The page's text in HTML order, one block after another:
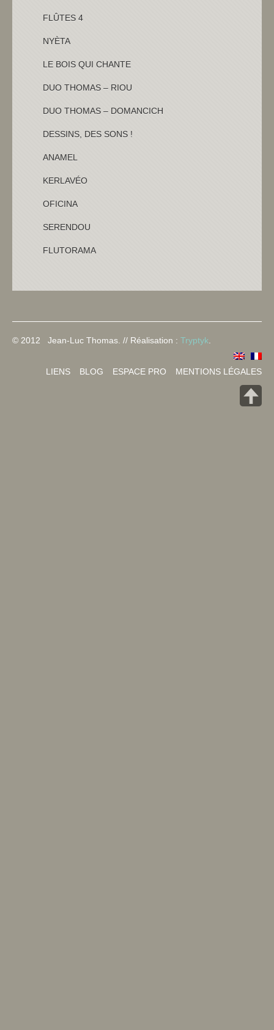
FLÛTES 4
NYÈTA
LE BOIS QUI CHANTE
DUO THOMAS – RIOU
DUO THOMAS – DOMANCICH
DESSINS, DES SONS !
ANAMEL
KERLAVÉO
OFICINA
SERENDOU
FLUTORAMA
© 2012 Jean-Luc Thomas. // Réalisation : Tryptyk
LIENS BLOG ESPACE PRO MENTIONS LÉGALES